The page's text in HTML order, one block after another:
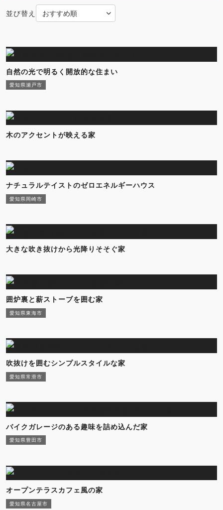
並び替え
自然の光で明るく開放的な住まい
愛知県瀬戸市
木のアクセントが映える家
ナチュラルテイストのゼロエネルギーハウス
愛知県岡崎市
大きな吹き抜けから光降りそそぐ家
囲炉裏と薪ストーブを囲む家
愛知県東海市
吹抜けを囲むシンプルスタイルな家
愛知県常滑市
バイクガレージのある趣味を詰め込んだ家
愛知県豊田市
オープンテラスカフェ風の家
愛知県名古屋市